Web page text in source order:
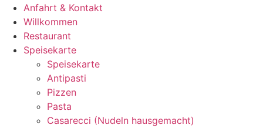
Anfahrt & Kontakt
Willkommen
Restaurant
Speisekarte
Speisekarte
Antipasti
Pizzen
Pasta
Casarecci (Nudeln hausgemacht)